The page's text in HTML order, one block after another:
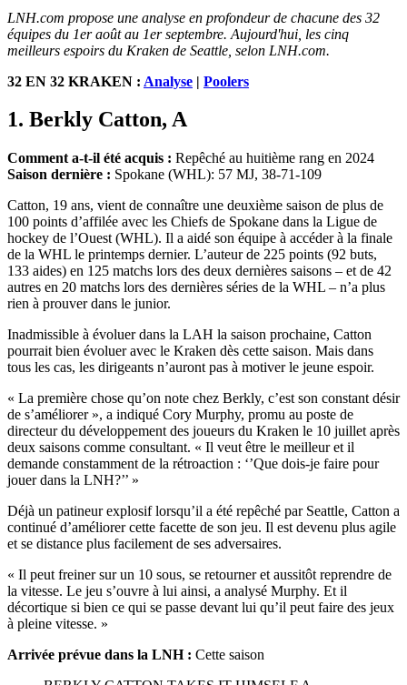
LNH.com propose une analyse en profondeur de chacune des 32
équipes du 1er août au 1er septembre. Aujourd'hui, les cinq
meilleurs espoirs du Kraken de Seattle, selon LNH.com.
32 EN 32 KRAKEN : Analyse | Poolers
1. Berkly Catton, A
Comment a-t-il été acquis : Repêché au huitième rang en 2024
Saison dernière : Spokane (WHL): 57 MJ, 38-71-109
Catton, 19 ans, vient de connaître une deuxième saison de plus de
100 points d’affilée avec les Chiefs de Spokane dans la Ligue de
hockey de l’Ouest (WHL). Il a aidé son équipe à accéder à la finale
de la WHL le printemps dernier. L’auteur de 225 points (92 buts,
133 aides) en 125 matchs lors des deux dernières saisons – et de 42
autres en 20 matchs lors des dernières séries de la WHL – n’a plus
rien à prouver dans le junior.
Inadmissible à évoluer dans la LAH la saison prochaine, Catton
pourrait bien évoluer avec le Kraken dès cette saison. Mais dans
tous les cas, les dirigeants n’auront pas à motiver le jeune espoir.
« La première chose qu’on note chez Berkly, c’est son constant désir
de s’améliorer », a indiqué Cory Murphy, promu au poste de
directeur du développement des joueurs du Kraken le 10 juillet après
deux saisons comme consultant. « Il veut être le meilleur et il
demande constamment de la rétroaction : ‘’Que dois-je faire pour
jouer dans la LNH?’’ »
Déjà un patineur explosif lorsqu’il a été repêché par Seattle, Catton a
continué d’améliorer cette facette de son jeu. Il est devenu plus agile
et se distance plus facilement de ses adversaires.
« Il peut freiner sur un 10 sous, se retourner et aussitôt reprendre de
la vitesse. Le jeu s’ouvre à lui ainsi, a analysé Murphy. Et il
décortique si bien ce qui se passe devant lui qu’il peut faire des jeux
à pleine vitesse. »
Arrivée prévue dans la LNH : Cette saison